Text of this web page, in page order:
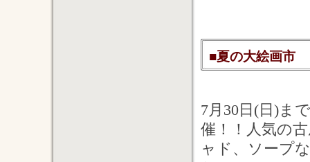
■夏の大絵画市
7月30日(日)ま
催！！人気の
ャド、ソープ